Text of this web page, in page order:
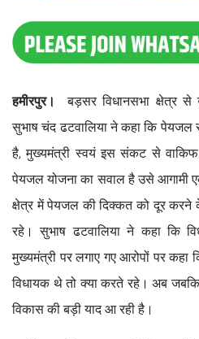
हमीरपुर।
बड़सर विधानसभा क्षेत्र से
सुभाष चंद ढटवालिया ने कहा कि पेयजल
है, मुख्यमंत्री स्वयं इस संकट से
पेयजल योजना का सवाल है उसे आगामी
क्षेत्र में पेयजल की दिक्कत को दूर करने
रहे। सुभाष ढटवालिया ने कहा कि
मुख्यमंत्री पर लगाए गए आरोपों पर कहा
विधायक थे तो क्या करते रहे। अब
विकास की बड़ी याद आ रही है।